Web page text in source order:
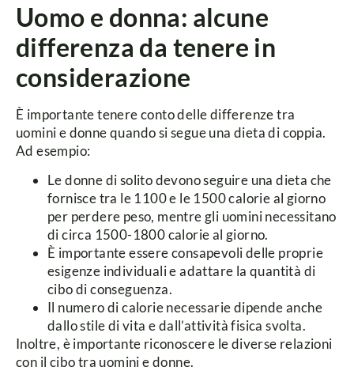
Uomo e donna: alcune
differenza da tenere in
considerazione
È importante tenere conto delle differenze tra
uomini e donne quando si segue una dieta di coppia.
Ad esempio:
Le donne di solito devono seguire una dieta che
fornisce tra le 1100 e le 1500 calorie al giorno
per perdere peso, mentre gli uomini necessitano
di circa 1500-1800 calorie al giorno.
È importante essere consapevoli delle proprie
esigenze individuali e adattare la quantità di
cibo di conseguenza.
Il numero di calorie necessarie dipende anche
dallo stile di vita e dall’attività fisica svolta.
Inoltre, è importante riconoscere le diverse relazioni
con il cibo tra uomini e donne.